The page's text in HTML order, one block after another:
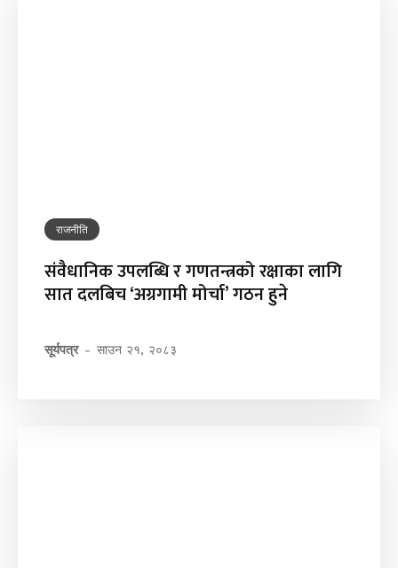
राजनीति
संवैधानिक उपलब्धि र गणतन्त्रको रक्षाका लागि
सात दलबिच ‘अग्रगामी मोर्चा’ गठन हुने
सूर्यपत्र - साउन २१, २०८३